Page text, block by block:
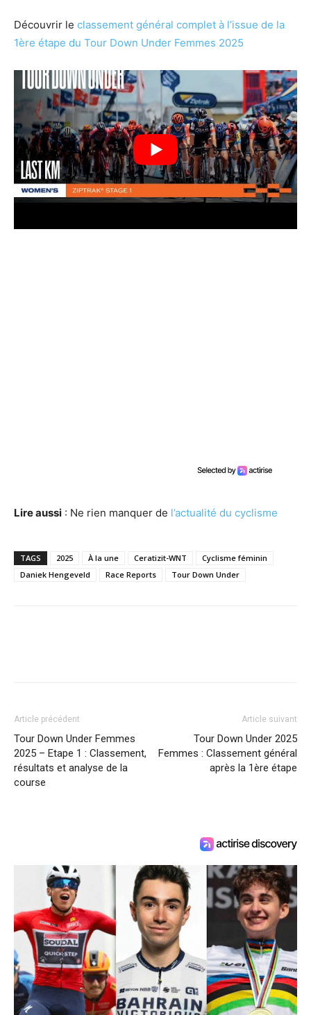
Découvrir le classement général complet à l’issue de la
1ère étape du Tour Down Under Femmes 2025
Lire aussi : Ne rien manquer de l’actualité du cyclisme
TAGS 2025 À la une Ceratizit-WNT
Cyclisme féminin
Daniek Hengeveld
Race Reports Tour Down Under
Article précédent
Tour Down Under Femmes
2025 – Etape 1 : Classement,
résultats et analyse de la
course
Article suivant
Tour Down Under 2025
Femmes : Classement général
après la 1ère étape